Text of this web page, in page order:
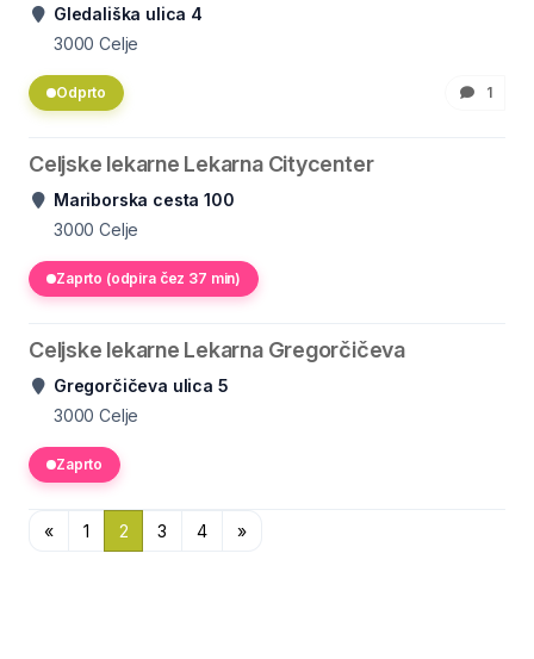
Gledališka ulica 4
3000 Celje
Odprto 1
Celjske lekarne Lekarna Citycenter
Mariborska cesta 100
3000 Celje
Zaprto (odpira čez 37 min)
Celjske lekarne Lekarna Gregorčičeva
Gregorčičeva ulica 5
3000 Celje
Zaprto
« 1 2 3 4 »